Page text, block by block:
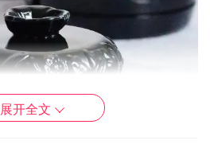
展开全文